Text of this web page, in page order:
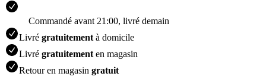
Commandé avant 21:00, livré demain
Livré gratuitement à domicile
Livré gratuitement en magasin
Retour en magasin gratuit